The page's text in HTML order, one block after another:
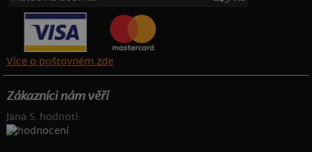
Více o poštovném zde
Zákazníci nám věří
Jana S. hodnotí: